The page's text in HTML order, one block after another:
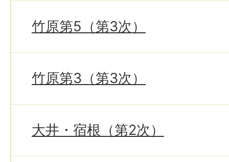
竹原第5（第3次）
竹原第3（第3次）
大井・宿根（第2次）